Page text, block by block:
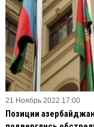
21 Ноябрь 2022 17:00
Позиции